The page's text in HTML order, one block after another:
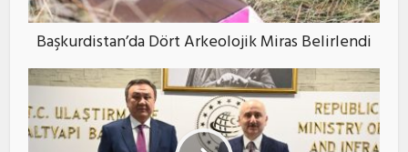
Başkurdistan’da Dört Arkeolojik Miras Belirlendi